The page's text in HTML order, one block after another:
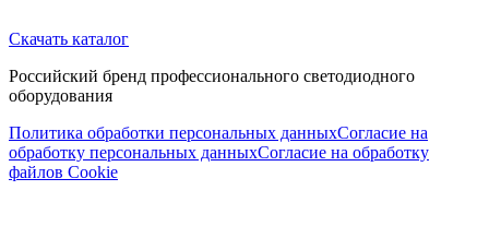
Скачать каталог
Российский бренд профессионального светодиодного
оборудования
Политика обработки персональных данныхСогласие на
обработку персональных данныхСогласие на обработку
файлов Cookie